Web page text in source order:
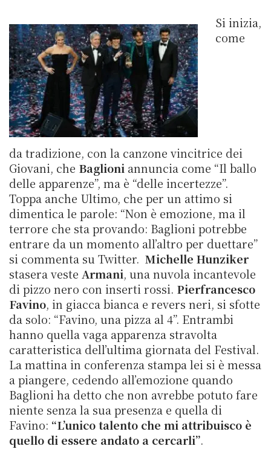
Si inizia,
come
da tradizione, con la canzone vincitrice dei
Giovani, che Baglioni annuncia come “Il ballo
delle apparenze”, ma è “delle incertezze”.
Toppa anche Ultimo, che per un attimo si
dimentica le parole: “Non è emozione, ma il
terrore che sta provando: Baglioni potrebbe
entrare da un momento all’altro per duettare”
si commenta su Twitter. Michelle Hunziker
stasera veste Armani, una nuvola incantevole
di pizzo nero con inserti rossi. Pierfrancesco
Favino, in giacca bianca e revers neri, si sfotte
da solo: “Favino, una pizza al 4”. Entrambi
hanno quella vaga apparenza stravolta
caratteristica dell’ultima giornata del Festival.
La mattina in conferenza stampa lei si è messa
a piangere, cedendo all’emozione quando
Baglioni ha detto che non avrebbe potuto fare
niente senza la sua presenza e quella di
Favino: “L’unico talento che mi attribuisco è
quello di essere andato a cercarli”.